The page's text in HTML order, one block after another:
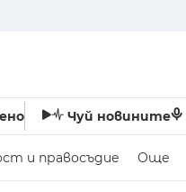
Чуй новините
и правосъдие Още